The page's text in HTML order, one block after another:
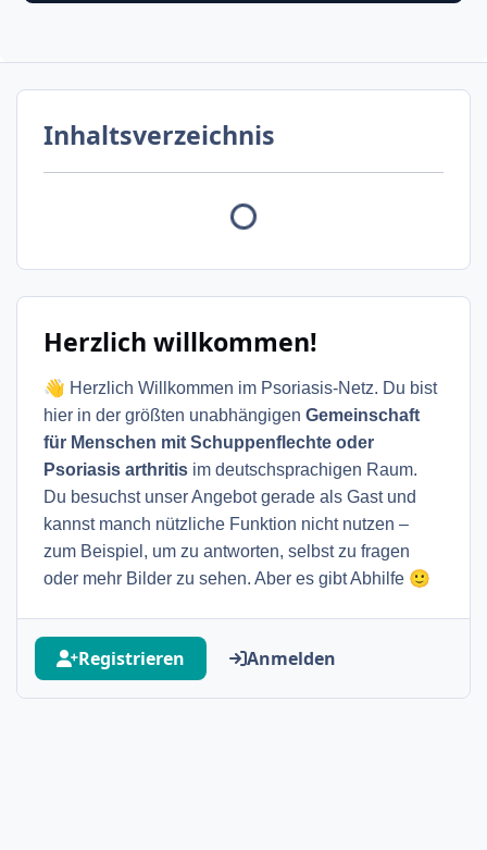
Inhaltsverzeichnis
Herzlich willkommen!
👋 Herzlich Willkommen im Psoriasis-Netz. Du bist
hier in der größten unabhängigen Gemeinschaft
für Menschen mit Schuppenflechte oder
Psoriasis arthritis im deutschsprachigen Raum.
Du besuchst unser Angebot gerade als Gast und
kannst manch nützliche Funktion nicht nutzen –
zum Beispiel, um zu antworten, selbst zu fragen
oder mehr Bilder zu sehen. Aber es gibt Abhilfe 🙂
Registrieren Anmelden